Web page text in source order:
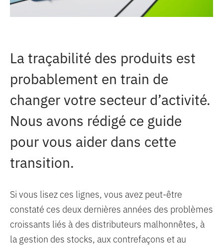
La traçabilité des produits est
probablement en train de
changer votre secteur d’activité.
Nous avons rédigé ce guide
pour vous aider dans cette
transition.
Si vous lisez ces lignes, vous avez peut-être
constaté ces deux dernières années des problèmes
croissants liés à des distributeurs malhonnêtes, à
la gestion des stocks, aux contrefaçons et au